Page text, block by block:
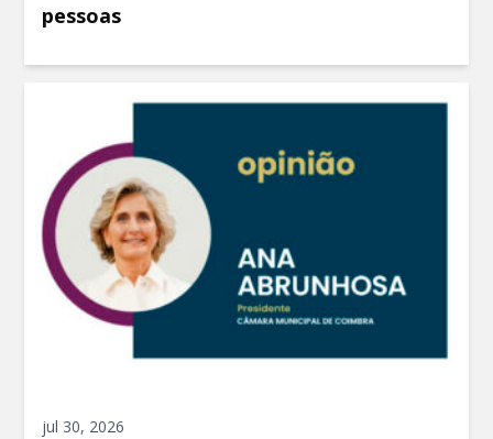
pessoas
jul 30, 2026